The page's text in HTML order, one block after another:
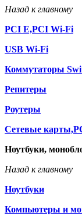
Назад к главному
PCI E,PCI Wi-Fi
USB Wi-Fi
Коммутаторы
Репитеры
Роутеры
Сетевые
Ноутбуки,
Назад к главному
Ноутбуки
Компьютеры и